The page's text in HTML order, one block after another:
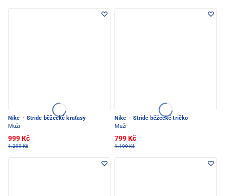
Nike · Stride běžecké kraťasy
Muži
999 Kč
1.299 Kč
Nike · Stride běžecké tričko
Muži
799 Kč
1.199 Kč